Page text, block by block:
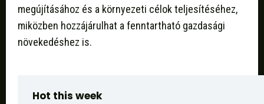
megújításához és a környezeti célok teljesítéséhez,
miközben hozzájárulhat a fenntartható gazdasági
növekedéshez is.
Hot this week